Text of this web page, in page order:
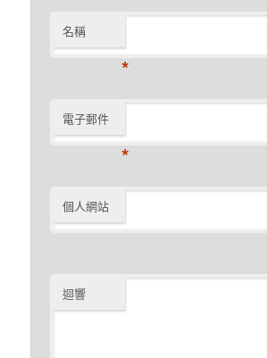
名稱
*
電子郵件
*
個人網站
迴響